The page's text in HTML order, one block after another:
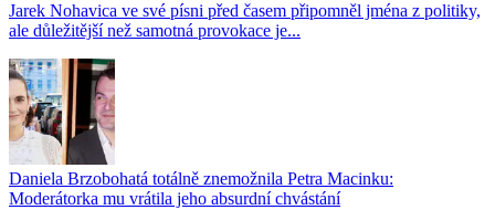
Jarek Nohavica ve své písni před časem připomněl jména z politiky,
ale důležitější než samotná provokace je...
Daniela Brzobohatá totálně znemožnila Petra Macinku:
Moderátorka mu vrátila jeho absurdní chvástání